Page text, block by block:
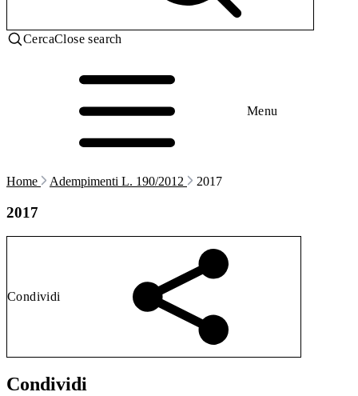
CercaClose search
Menu
Home Adempimenti L. 190/2012 2017
2017
Condividi
Condividi